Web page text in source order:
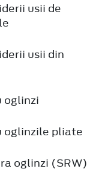
usii de
usii din
oglinzi
oglinzile pliate
oglinzi (SRW)